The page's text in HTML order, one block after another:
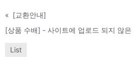
« [교환안내]
[상품 수배] - 사이트에 업로드 되지 않은
List